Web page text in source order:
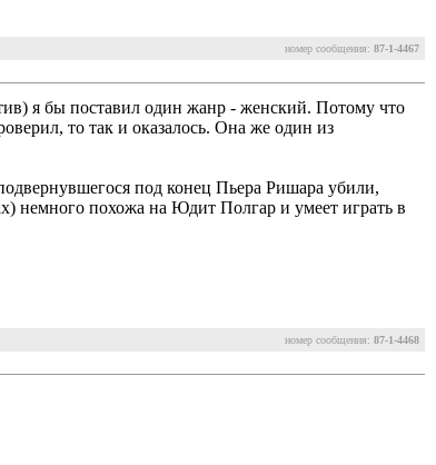
номер сообщения: 87-1-4467
я бы поставил один жанр - женский. Потому что
то так и оказалось. Она же один из
под конец Пьера Ришара убили,
немного похожа на Юдит Полгар и умеет играть в
номер сообщения: 87-1-4468